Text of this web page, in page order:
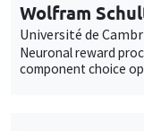
Wolfram
Université de
Neuronal reward
component choice